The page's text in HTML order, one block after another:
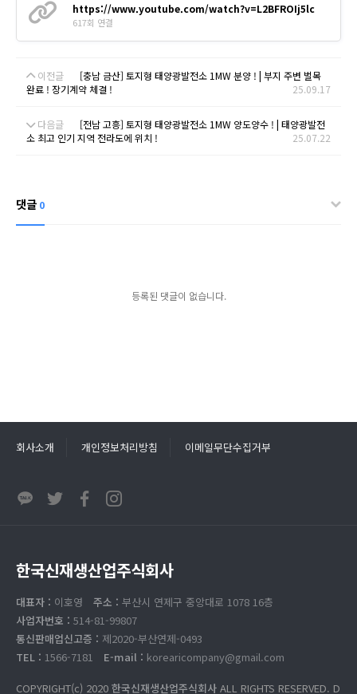
https://www.youtube.com/watch?v=L2BFROIj5lc
617회 연결
이전글
[충남 금산] 토지형 태양광발전소 1MW 분양 ! | 부지 주변 벌목
완료 ! 장기계약 체결 !
25.09.17
다음글
[전남 고흥] 토지형 태양광발전소 1MW 양도양수 ! | 태양광발전
소 최고 인기 지역 전라도에 위치 !
25.07.22
댓글 0
등록된 댓글이 없습니다.
회사소개 개인정보처리방침 이메일무단수집거부
한국신재생산업주식회사
대표자 : 이호영 주소 : 부산시 연제구 중앙대로 1078 16층
사업자번호 : 514-81-99807
통신판매업신고증 : 제2020-부산연제-0493
TEL : 1566-7181 E-mail : korearicompany@gmail.com
COPYRIGHT(c) 2020 한국신재생산업주식회사 ALL RIGHTS RESERVED. D